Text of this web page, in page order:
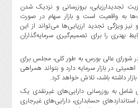
تجدیدارزیابی، بروزرسانی و نزدیک شدن
به واقعیت است و بازار سهام در صورت
نیز ویژگی تجدید ارزیایی‌ها می‌تواند از این
بهتری را برای تصمیم‌گیری سرمایه‌گذاران
شورای عالی بورس، به طور کلی، مجلس برای
در بازار سرمایه دارد و بتواند همراهی
داشته باشد، تلاش خواهد کرد.
شامل به روزرسانی دارایی‌های غیرنقدی یک
حسابداری، دارایی‌های غیرجاری